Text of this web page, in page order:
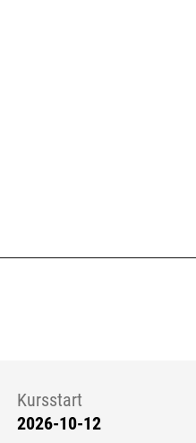
Kursstart
2026-10-12